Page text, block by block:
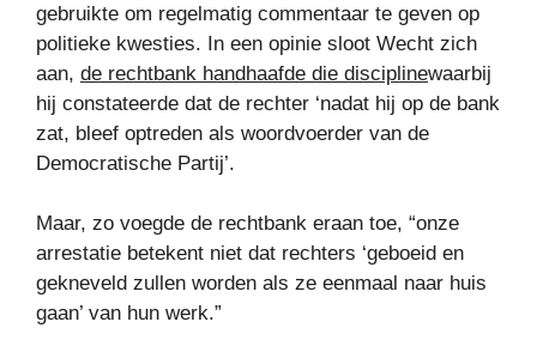
gebruikte om regelmatig commentaar te geven op
politieke kwesties. In een opinie sloot Wecht zich
aan, de rechtbank handhaafde die disciplinewaarbij
hij constateerde dat de rechter ‘nadat hij op de bank
zat, bleef optreden als woordvoerder van de
Democratische Partij’.
Maar, zo voegde de rechtbank eraan toe, “onze
arrestatie betekent niet dat rechters ‘geboeid en
gekneveld zullen worden als ze eenmaal naar huis
gaan’ van hun werk.”